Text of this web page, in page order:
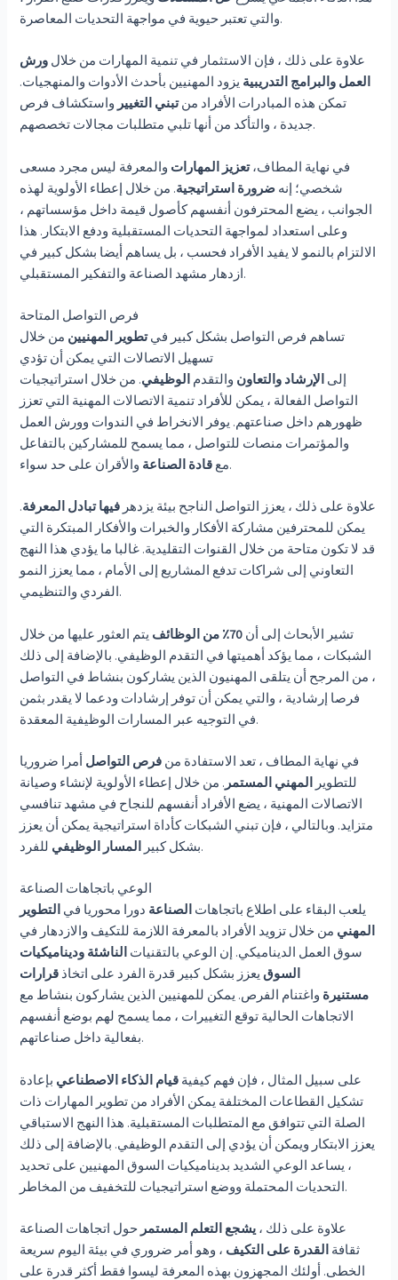
والتي تعتبر حيوية في مواجهة التحديات المعاصرة.
علاوة على ذلك ، فإن الاستثمار في تنمية المهارات من خلال ورش
العمل والبرامج التدريبية يزود المهنيين بأحدث الأدوات والمنهجيات.
تمكن هذه المبادرات الأفراد منتبني التغيير واستكشاف فرص
جديدة ، والتأكد من أنها تلبي متطلبات مجالات تخصصهم.
في نهاية المطاف،تعزيز المهارات والمعرفة ليس مجرد مسعى
شخصي؛ إنه ضرورة استراتيجية. من خلال إعطاء الأولوية لهذه
الجوانب ، يضع المحترفون أنفسهم كأصول قيمة داخل مؤسساتهم ،
وعلى استعداد لمواجهة التحديات المستقبلية ودفع الابتكار. هذا
الالتزام بالنمو لا يفيد الأفراد فحسب ، بل يساهم أيضا بشكل كبير في
ازدهار مشهد الصناعة والتفكير المستقبلي.
فرص التواصل المتاحة
تساهم فرص التواصل بشكل كبير فيتطوير المهنيين من خلال
تسهيل الاتصالات التي يمكن أن تؤدي
إلى الإرشاد والتعاون والتقدم الوظيفي. من خلال استراتيجيات
التواصل الفعالة ، يمكن للأفراد تنمية الاتصالات المهنية التي تعزز
ظهورهم داخل صناعتهم. يوفر الانخراط في الندوات وورش العمل
والمؤتمرات منصات للتواصل ، مما يسمح للمشاركين بالتفاعل
مع قادة الصناعة والأقران على حد سواء.
علاوة على ذلك ، يعزز التواصل الناجح بيئة يزدهر فيها تبادل المعرفة.
يمكن للمحترفين مشاركة الأفكار والخبرات والأفكار المبتكرة التي
قد لا تكون متاحة من خلال القنوات التقليدية. غالبا ما يؤدي هذا النهج
التعاوني إلى شراكات تدفع المشاريع إلى الأمام ، مما يعزز النمو
الفردي والتنظيمي.
تشير الأبحاث إلى أن 70٪ من الوظائف
يتم العثور عليها من خلال
الشبكات ، مما يؤكد أهميتها في التقدم الوظيفي. بالإضافة إلى ذلك
، من المرجح أن يتلقى المهنيون الذين يشاركون بنشاط في التواصل
فرصا إرشادية ، والتي يمكن أن توفر إرشادات ودعما لا يقدر بثمن
في التوجيه عبر المسارات الوظيفية المعقدة.
في نهاية المطاف ، تعد الاستفادة من فرص التواصل أمرا ضروريا
للتطوير المهني المستمر . من خلال إعطاء الأولوية لإنشاء وصيانة
الاتصالات المهنية ، يضع الأفراد أنفسهم للنجاح في مشهد تنافسي
متزايد. وبالتالي ، فإن تبني الشبكات كأداة استراتيجية يمكن أن يعزز
بشكل كبير المسار الوظيفي للفرد.
الوعي باتجاهات الصناعة
يلعب البقاء على اطلاع باتجاهات الصناعة دورا محوريا في التطوير
المهني من خلال تزويد الأفراد بالمعرفة اللازمة للتكيف والازدهار في
سوق العمل الديناميكي. إن الوعي بالتقنيات الناشئة وديناميكيات
السوقيعزز بشكل كبير قدرة الفرد على اتخاذ قرارات
مستنيرة واغتنام الفرص. يمكن للمهنيين الذين يشاركون بنشاط مع
الاتجاهات الحالية توقع التغييرات ، مما يسمح لهم بوضع أنفسهم
بفعالية داخل صناعاتهم.
على سبيل المثال ، فإن فهم كيفية قيام الذكاء الاصطناعي بإعادة
تشكيل القطاعات المختلفة يمكن الأفراد من تطوير المهارات ذات
الصلة التي تتوافق مع المتطلبات المستقبلية. هذا النهج الاستباقي
يعزز الابتكار ويمكن أن يؤدي إلى التقدم الوظيفي. بالإضافة إلى ذلك
، يساعد الوعي الشديد بديناميكيات السوق المهنيين على تحديد
التحديات المحتملة ووضع استراتيجيات للتخفيف من المخاطر.
علاوة على ذلك ، يشجع التعلم المستمر حول اتجاهات الصناعة
ثقافة القدرة على التكيف ، وهو أمر ضروري في بيئة اليوم سريعة
الخطى. أولئك المجهزون بهذه المعرفة ليسوا فقط أكثر قدرة على